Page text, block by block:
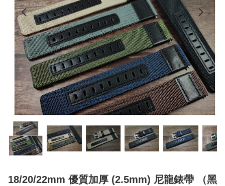
18/20/22mm 優質加厚 (2.5mm) 尼龍錶帶 （黑